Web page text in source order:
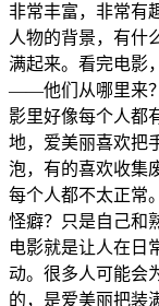
非常丰富，非常有
人物的背景，有什
满起来。看完电影
——他们从哪里来
影里好像每个人都
地，爱美丽喜欢把
泡，有的喜欢收集
每个人都不太正常
怪癖？只是自己和
电影就是让人在日
动。很多人可能会
的，是爱美丽把装